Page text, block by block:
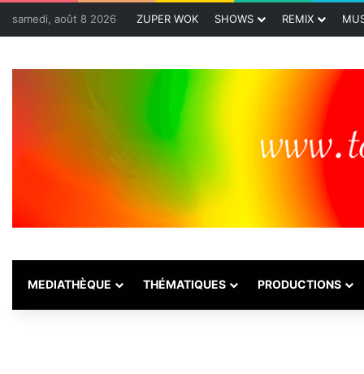
samedi, août 8 2026 ZUPER WOK SHOWS REMIX
MEDIATHÈQUE THÉMATIQUES PRODUCTIONS